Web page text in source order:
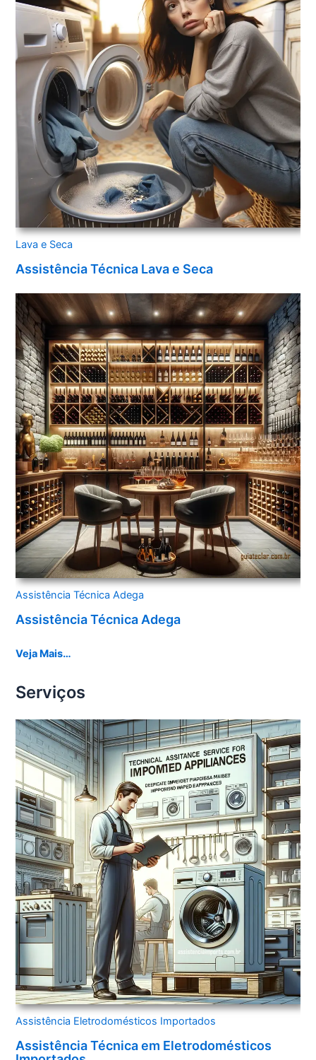
Lava e Seca
Assistência Técnica Lava e Seca
Assistência Técnica Adega
Assistência Técnica Adega
Veja Mais…
Serviços
Assistência Eletrodomésticos Importados
Assistência Técnica em Eletrodomésticos